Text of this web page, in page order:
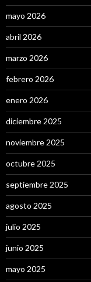
mayo 2026
abril 2026
marzo 2026
febrero 2026
enero 2026
diciembre 2025
noviembre 2025
octubre 2025
septiembre 2025
agosto 2025
julio 2025
junio 2025
mayo 2025